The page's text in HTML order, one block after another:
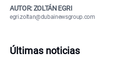
AUTOR: ZOLTÁN EGRI
egri.zoltan@dubainewsgroup.com
Últimas noticias